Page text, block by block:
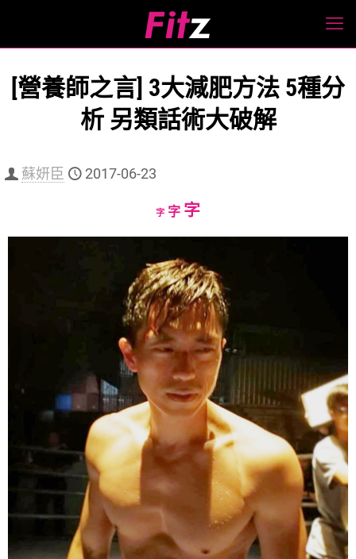
[營養師之言] 3大減肥方法 5種分
析 另類話術大破解
蘇妍臣 2017-06-23
字Decrease
字Reset
字Increase